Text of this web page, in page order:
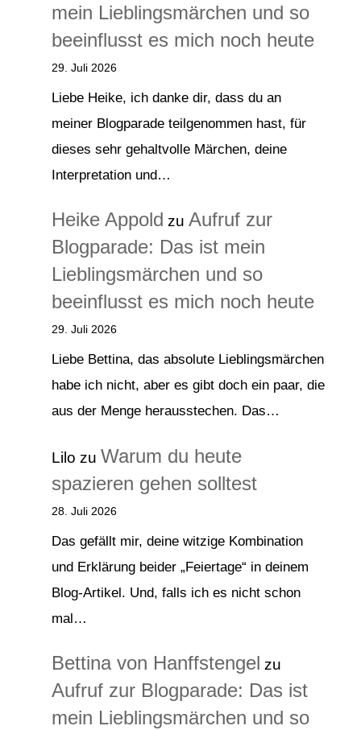
mein Lieblingsmärchen und so
beeinflusst es mich noch heute
29. Juli 2026
Liebe Heike, ich danke dir, dass du an
meiner Blogparade teilgenommen hast, für
dieses sehr gehaltvolle Märchen, deine
Interpretation und…
Heike Appold zu Aufruf zur
Blogparade: Das ist mein
Lieblingsmärchen und so
beeinflusst es mich noch heute
29. Juli 2026
Liebe Bettina, das absolute Lieblingsmärchen
habe ich nicht, aber es gibt doch ein paar, die
aus der Menge herausstechen. Das…
Lilo zu Warum du heute
spazieren gehen solltest
28. Juli 2026
Das gefällt mir, deine witzige Kombination
und Erklärung beider „Feiertage“ in deinem
Blog-Artikel. Und, falls ich es nicht schon
mal…
Bettina von Hanffstengel zu
Aufruf zur Blogparade: Das ist
mein Lieblingsmärchen und so